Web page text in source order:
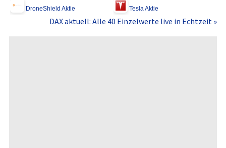
DroneShield Aktie Tesla Aktie
DAX aktuell: Alle 40 Einzelwerte live in Echtzeit »